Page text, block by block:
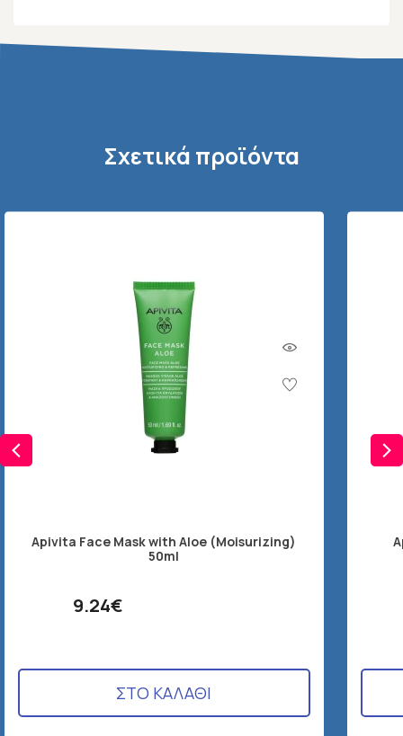
Σχετικά προϊόντα
Apivita Face Mask with Aloe (Moisurizing)
50ml
9.24€
ΣΤΟ ΚΑΛΑΘΙ